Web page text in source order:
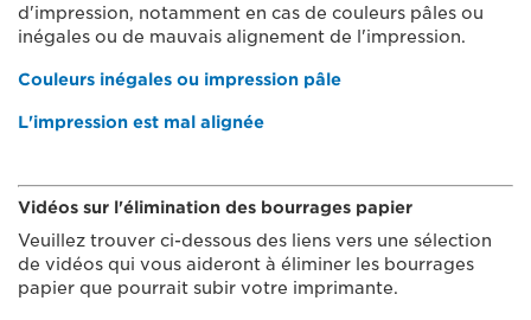
d'impression, notamment en cas de couleurs pâles ou
inégales ou de mauvais alignement de l'impression.
Couleurs inégales ou impression pâle
L'impression est mal alignée
Vidéos sur l'élimination des bourrages papier
Veuillez trouver ci-dessous des liens vers une sélection
de vidéos qui vous aideront à éliminer les bourrages
papier que pourrait subir votre imprimante.